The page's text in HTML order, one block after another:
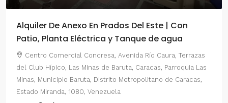
Alquiler De Anexo En Prados Del Este | Con
Patio, Planta Eléctrica y Tanque de agua
Centro Comercial Concresa, Avenida Río Caura, Terrazas
del Club Hípico, Las Minas de Baruta, Caracas, Parroquia Las
Minas, Municipio Baruta, Distrito Metropolitano de Caracas,
Estado Miranda, 1080, Venezuela